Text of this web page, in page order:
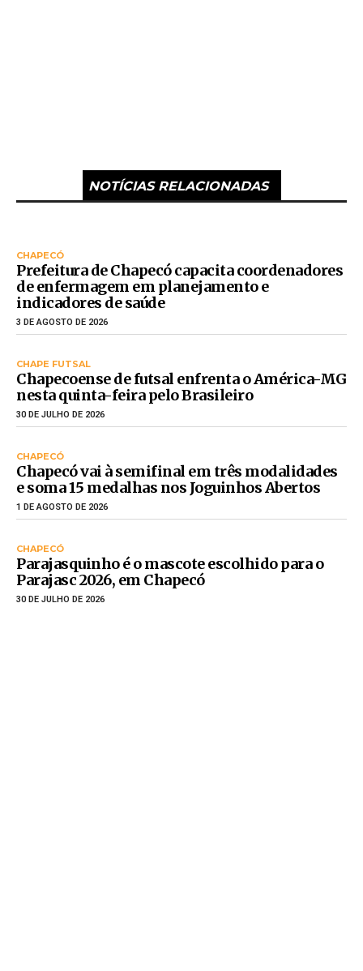
NOTÍCIAS RELACIONADAS
CHAPECÓ
Prefeitura de Chapecó capacita coordenadores
de enfermagem em planejamento e
indicadores de saúde
3 DE AGOSTO DE 2026
CHAPE FUTSAL
Chapecoense de futsal enfrenta o América-MG
nesta quinta-feira pelo Brasileiro
30 DE JULHO DE 2026
CHAPECÓ
Chapecó vai à semifinal em três modalidades
e soma 15 medalhas nos Joguinhos Abertos
1 DE AGOSTO DE 2026
CHAPECÓ
Parajasquinho é o mascote escolhido para o
Parajasc 2026, em Chapecó
30 DE JULHO DE 2026